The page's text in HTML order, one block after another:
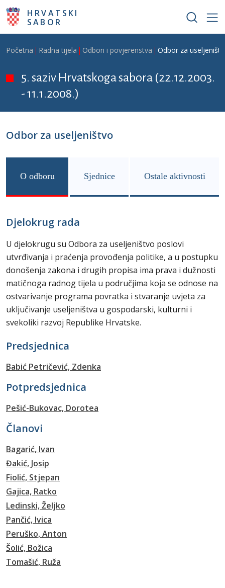
Skoči na glavni sadržaj
HRVATSKI
SABOR
Breadcrumb
Početna Radna tijela Odbori i povjerenstva Odbor za
5. saziv Hrvatskoga sabora (22.12.2003.
- 11.1.2008.)
Odbor za useljeništvo
O odboru Sjednice Ostale aktivnosti
Djelokrug rada
U djelokrugu su Odbora za useljeništvo poslovi
utvrđivanja i praćenja provođenja politike, a u postupku
donošenja zakona i drugih propisa ima prava i dužnosti
matičnoga radnog tijela u područjima koja se odnose na
ostvarivanje programa povratka i stvaranje uvjeta za
uključivanje useljeništva u gospodarski, kulturni i
svekoliki razvoj Republike Hrvatske.
Predsjednica
Babić Petričević, Zdenka
Potpredsjednica
Pešić-Bukovac, Dorotea
Članovi
Bagarić, Ivan
Đakić, Josip
Fiolić, Stjepan
Gajica, Ratko
Ledinski, Željko
Pančić, Ivica
Peruško, Anton
Šolić, Božica
Tomašić, Ruža